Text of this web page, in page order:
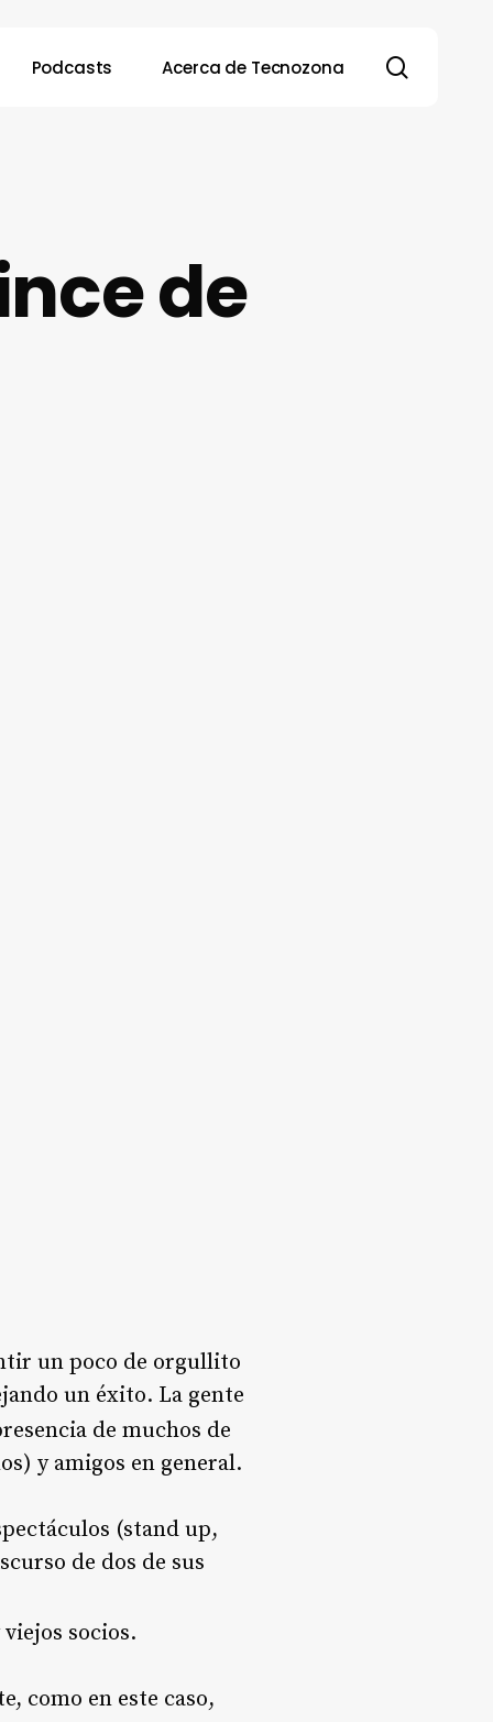
Podcasts Acerca de Tecnozona
de
un poco de orgullito
un éxito. La gente
de muchos de
y amigos en general.
(stand up,
de dos de sus
socios.
como en este caso,